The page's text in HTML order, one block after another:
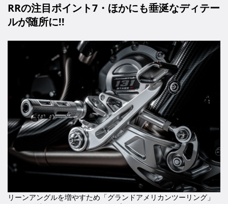
RRの注目ポイント7・ほかにも垂涎なディテー
ルが随所に!!
リーンアングルを増やすため「グランドアメリカンツーリング」